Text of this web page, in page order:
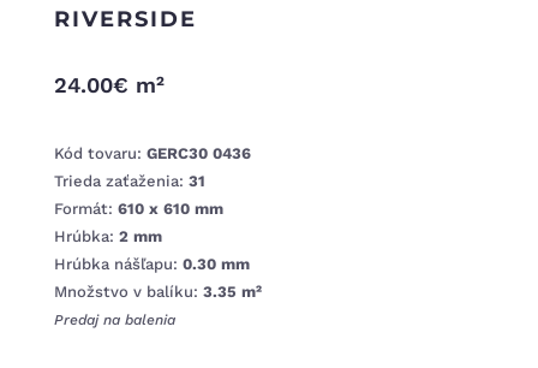
RIVERSIDE
24.00€ m²
Kód tovaru: GERC30 0436
Trieda zaťaženia: 31
Formát: 610 x 610 mm
Hrúbka: 2 mm
Hrúbka nášľapu: 0.30 mm
Množstvo v balíku: 3.35 m²
Predaj na balenia